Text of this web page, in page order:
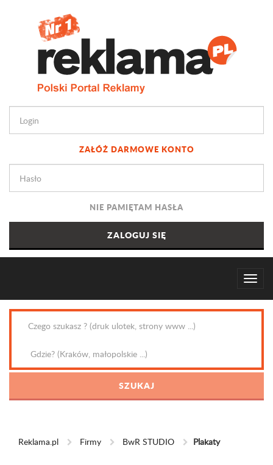
ZAŁÓŻ DARMOWE KONTO
NIE PAMIĘTAM HASŁA
Reklama.pl Firmy BwR STUDIO Plakaty